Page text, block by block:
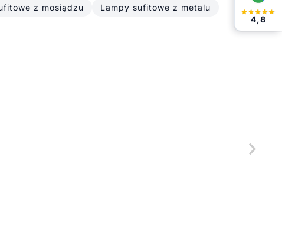
z mosiądzu Lampy sufitowe z metalu
4,8